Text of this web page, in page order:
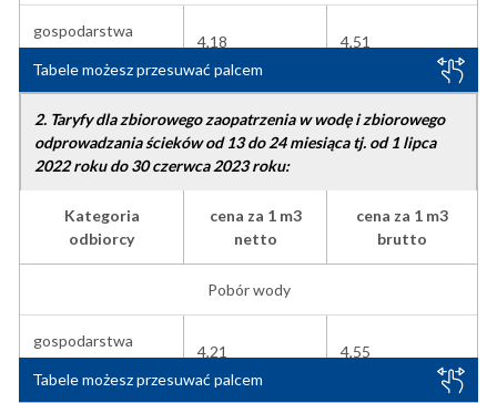
gospodarstwa
domowe
4,18 4,51
Odprowadzanie ścieków
gospodarstwa
domowe
6,40 6,91
6,40
gospodarstwa
10,58
Tabele możesz przesuwać palcem
2. Taryfy dla zbiorowego zaopatrzenia w wodę i zbiorowego
odprowadzania ścieków od 13 do 24 miesiąca tj. od 1 lipca
2022 roku do 30 czerwca 2023 roku:
Kategoria
odbiorcy
cena za 1 m3
netto
cena za 1 m3
brutto
Pobór wody
gospodarstwa
domowe
4,21 4,55
Tabele możesz przesuwać palcem